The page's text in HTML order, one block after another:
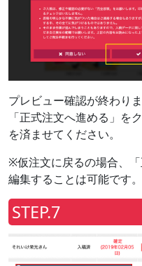
プレビュー確認が終わりま
「正式注文へ進める」を
を済ませてください。
※仮注文に戻るの場合、
編集することは可能です。
STEP.7